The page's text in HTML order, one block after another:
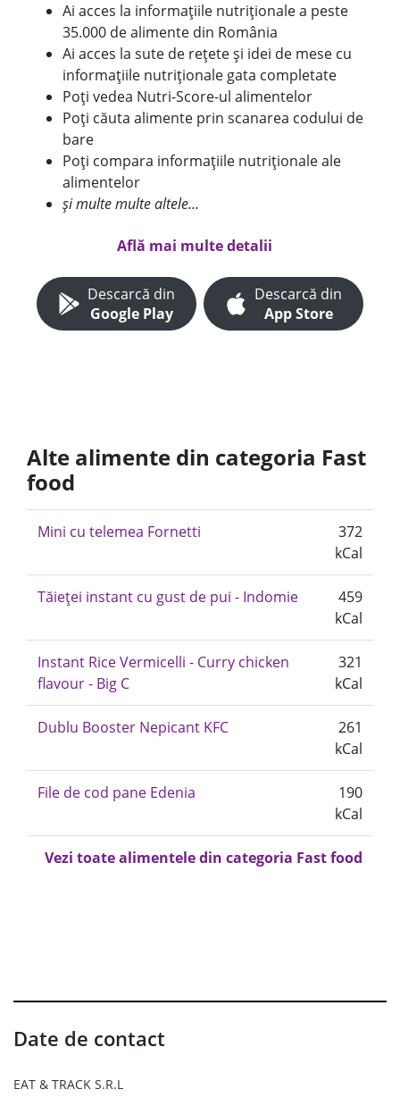
Ai acces la informațiile nutriționale a peste
35.000 de alimente din România
Ai acces la sute de rețete și idei de mese cu
informațiile nutriționale gata completate
Poți vedea Nutri-Score-ul alimentelor
Poți căuta alimente prin scanarea codului de
bare
Poți compara informațiile nutriționale ale
alimentelor
și multe multe altele...
Află mai multe detalii
Descarcă din
Google Play
Descarcă din
App Store
Alte alimente din categoria Fast
food
Mini cu telemea Fornetti
372
kCal
Tăieței instant cu gust de pui - Indomie
459
kCal
Instant Rice Vermicelli - Curry chicken
flavour - Big C
321
kCal
Dublu Booster Nepicant KFC
261
kCal
File de cod pane Edenia
190
kCal
Vezi toate alimentele din categoria Fast food
Date de contact
EAT & TRACK S.R.L